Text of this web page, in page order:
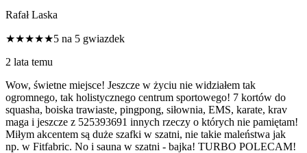
Rafał Laska
★★★★★5 na 5 gwiazdek
2 lata temu
Wow, świetne miejsce! Jeszcze w życiu nie widziałem tak
ogromnego, tak holistycznego centrum sportowego! 7 kortów do
squasha, boiska trawiaste, pingpong, siłownia, EMS, karate, krav
maga i jeszcze z 525393691 innych rzeczy o których nie pamiętam!
Miłym akcentem są duże szafki w szatni, nie takie maleństwa jak
np. w Fitfabric. No i sauna w szatni - bajka! TURBO POLECAM!